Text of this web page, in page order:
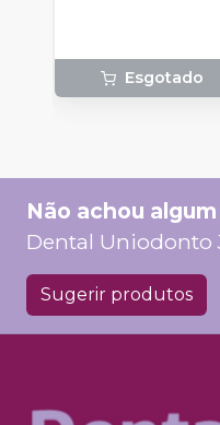
Esgotado
Não achou
Dental Uniodonto
Sugerir produtos